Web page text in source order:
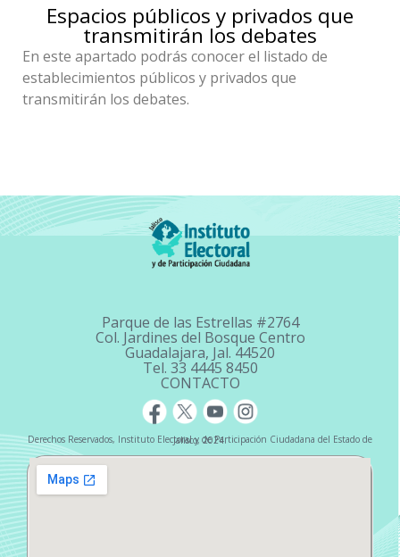
Espacios públicos y privados que
transmitirán los debates
En este apartado podrás conocer el listado de
establecimientos públicos y privados que
transmitirán los debates.
Parque de las Estrellas #2764
Col. Jardines del Bosque Centro
Guadalajara, Jal. 44520
Tel. 33 4445 8450
CONTACTO
Derechos Reservados, Instituto Electoral y de Participación Ciudadana del Estado de Jalisco, 2024.